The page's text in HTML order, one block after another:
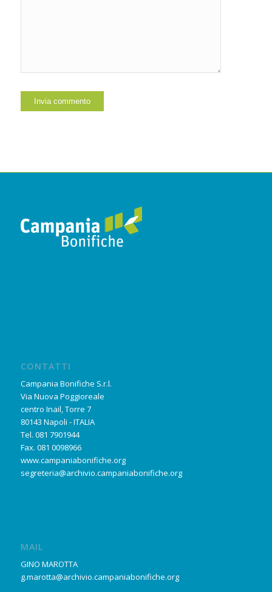
CONTATTI
Campania Bonifiche S.r.l.
Via Nuova Poggioreale
centro Inail, Torre 7
80143 Napoli - ITALIA
Tel. 081 7901944
Fax. 081 0098966
www.campaniabonifiche.org
segreteria@archivio.campaniabonifiche.org
MAIL
GINO MAROTTA
g.marotta@archivio.campaniabonifiche.org